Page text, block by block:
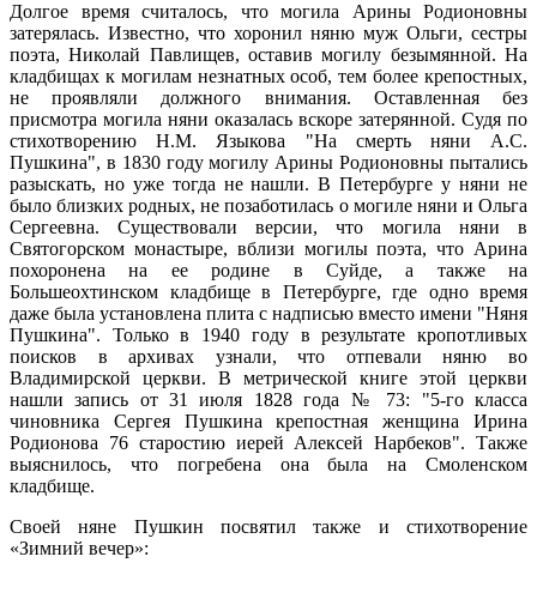
Долгое время считалось, что могила Арины Родионовны
затерялась. Известно, что хоронил няню муж Ольги, сестры
поэта, Николай Павлищев, оставив могилу безымянной. На
кладбищах к могилам незнатных особ, тем более крепостных,
не проявляли должного внимания. Оставленная без
присмотра могила няни оказалась вскоре затерянной. Судя по
стихотворению Н.М. Языкова "На смерть няни А.С.
Пушкина", в 1830 году могилу Арины Родионовны пытались
разыскать, но уже тогда не нашли. В Петербурге у няни не
было близких родных, не позаботилась о могиле няни и Ольга
Сергеевна. Существовали версии, что могила няни в
Святогорском монастыре, вблизи могилы поэта, что Арина
похоронена на ее родине в Суйде, а также на
Большеохтинском кладбище в Петербурге, где одно время
даже была установлена плита с надписью вместо имени "Няня
Пушкина". Только в 1940 году в результате кропотливых
поисков в архивах узнали, что отпевали няню во
Владимирской церкви. В метрической книге этой церкви
нашли запись от 31 июля 1828 года № 73: "5-го класса
чиновника Сергея Пушкина крепостная женщина Ирина
Родионова 76 старостию иерей Алексей Нарбеков". Также
выяснилось, что погребена она была на Смоленском
кладбище.
Своей няне Пушкин посвятил также и стихотворение
«Зимний вечер»: